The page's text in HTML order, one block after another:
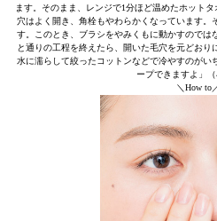
ます。そのまま、レンジで1分ほど温めたホット
穴はよく開き、角栓もやわらかくなっています。
す。このとき、ブラシをやみくもに動かすのでは
と通りの工程を終えたら、開いた毛穴を元どおり
水に濡らして絞ったコットンなどで冷やすのがい
ープできますよ」（
＼How to